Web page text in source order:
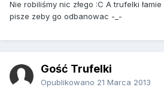
Nie robiliśmy nic złego :C A trufelki
pisze zeby go odbanowac -_-
Gość Trufelki
Opublikowano 21 Marca 2013